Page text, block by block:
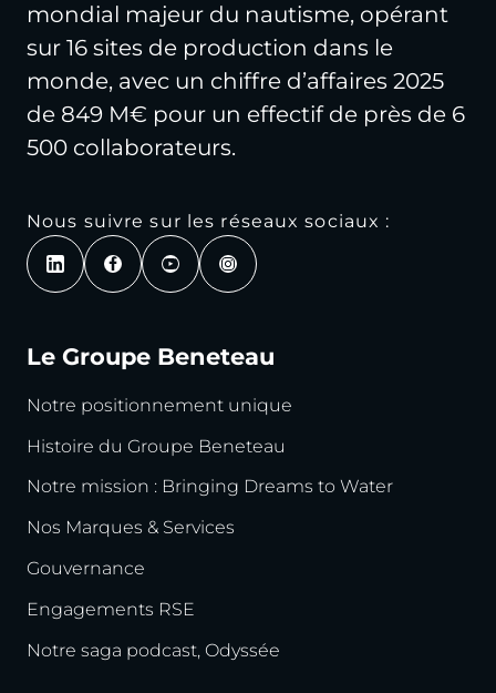
mondial majeur du nautisme, opérant
sur 16 sites de production dans le
monde, avec un chiffre d’affaires 2025
de 849 M€ pour un effectif de près de 6
500 collaborateurs.
Nous suivre sur les réseaux sociaux :
Le Groupe Beneteau
Notre positionnement unique
Histoire du Groupe Beneteau
Notre mission : Bringing Dreams to Water
Nos Marques & Services
Gouvernance
Engagements RSE
Notre saga podcast, Odyssée